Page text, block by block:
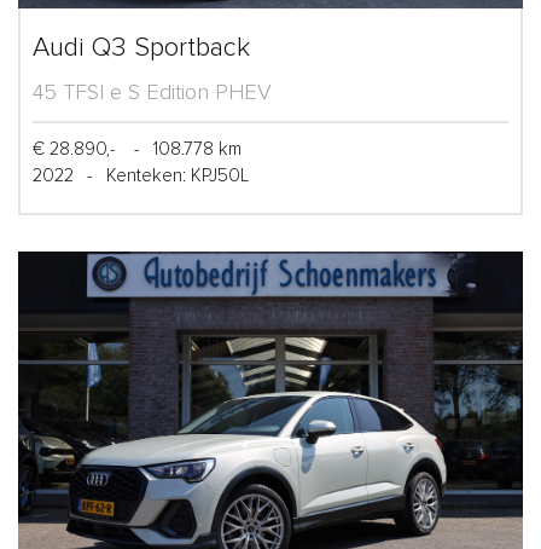
Audi Q3 Sportback
45 TFSI e S Edition PHEV
€ 28.890,- -
108.778 km
2022
- Kenteken: KPJ50L